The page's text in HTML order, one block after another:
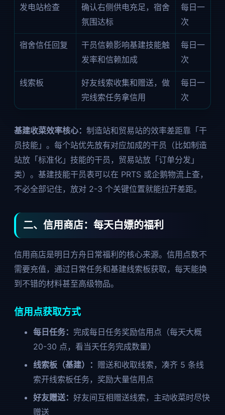
发电站检查
确认右侧供电充足，宿舍
氛围达标
每日一
次
宿舍信任回复
干员信赖影响基建技能触
发率和信赖加成
每日一
次
线索板
好友线索收集和赠送，做
完线索任务拿信用
每日一
次
基建收菜效率核心： 制造站和贸易站的效率差距靠「干
员技能」。每个站优先放有对应加成的干员（比如制造
站放「标准化」技能的干员，贸易站放「订单分发」
类）。基建技能干员表可以在 PRTS 或企鹅物流上查，
不必全部记住，放对 2-3 个关键位置就能拉开差距。
二、信用商店：每天白嫖的福利
信用商店是明日方舟日常福利的核心来源。信用点数不
需要充值，通过日常任务和基建线索板获取，每天能换
到不错的材料甚至高级物品。
信用点获取方式
每日任务： 完成每日任务奖励信用点（每天大概
20-30 点，看当天任务完成数量）
线索板（基建）： 赠送和收取线索，凑齐 5 条线
索开线索板任务，奖励大量信用点
好友赠送： 好友间互相赠送线索，主动收菜时尽快
赠送